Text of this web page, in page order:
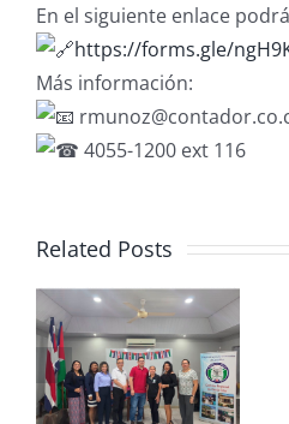
En el siguiente enlace
https://forms.gle/
Más información:
4055-1200 ext 116
Related Posts
Club de
Ajedrez